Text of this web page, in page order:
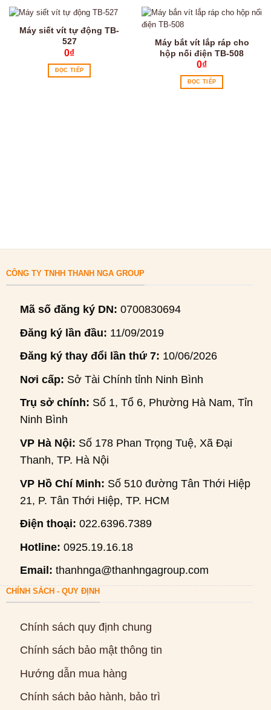
Máy siết vít tự động TB-
527
0₫
ĐỌC TIẾP
Máy bắt vít lắp ráp cho
hộp nối điện TB-508
0₫
ĐỌC TIẾP
CÔNG TY TNHH THANH NGA GROUP
Mã số đăng ký DN: 0700830694
Đăng ký lần đầu: 11/09/2019
Đăng ký thay đổi lần thứ 7: 10/06/2026
Nơi cấp: Sở Tài Chính tỉnh Ninh Bình
Trụ sở chính: Số 1, Tổ 6, Phường Hà Nam, Tỉnh
Ninh Bình
VP Hà Nội: Số 178 Phan Trọng Tuệ, Xã Đại
Thanh, TP. Hà Nội
VP Hồ Chí Minh: Số 510 đường Tân Thới Hiệp
21, P. Tân Thới Hiệp, TP. HCM
Điện thoại: 022.6396.7389
Hotline: 0925.19.16.18
Email: thanhnga@thanhngagroup.com
CHÍNH SÁCH - QUY ĐỊNH
Chính sách quy định chung
Chính sách bảo mật thông tin
Hướng dẫn mua hàng
Chính sách bảo hành, bảo trì